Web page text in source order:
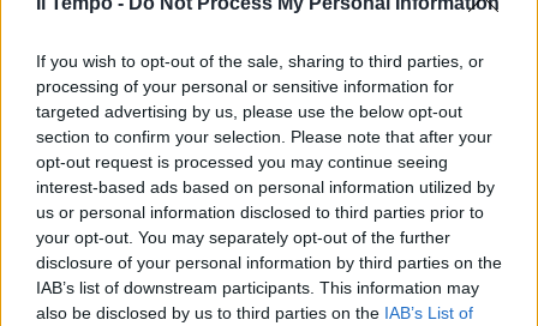
If you wish to opt-out of the sale, sharing to third parties, or
processing of your personal or sensitive information for
targeted advertising by us, please use the below opt-out
section to confirm your selection. Please note that after your
opt-out request is processed you may continue seeing
interest-based ads based on personal information utilized by
us or personal information disclosed to third parties prior to
your opt-out. You may separately opt-out of the further
disclosure of your personal information by third parties on the
IAB’s list of downstream participants. This information may
also be disclosed by us to third parties on the IAB’s List of